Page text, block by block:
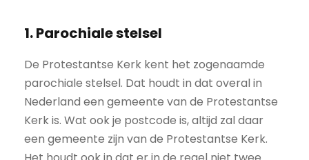
1. Parochiale stelsel
De Protestantse Kerk kent het zogenaamde
parochiale stelsel. Dat houdt in dat overal in
Nederland een gemeente van de Protestantse
Kerk is. Wat ook je postcode is, altijd zal daar
een gemeente zijn van de Protestantse Kerk.